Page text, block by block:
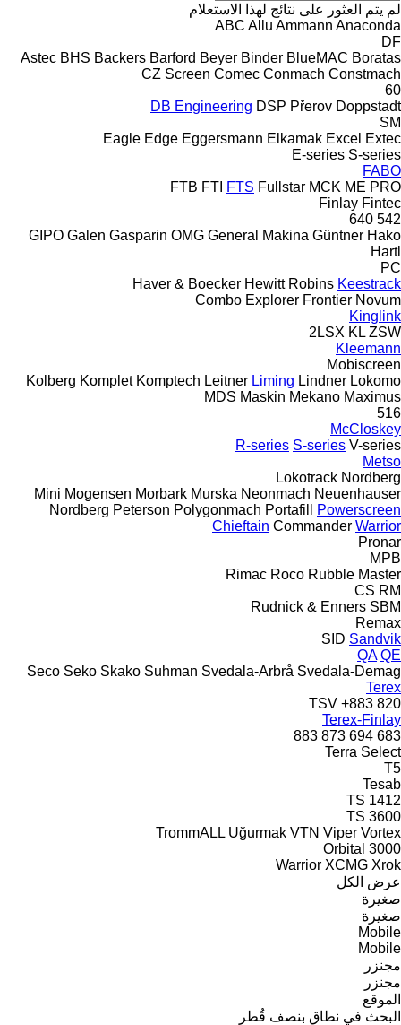
لم يتم العثور على نتائج لهذا الاستعلام
ABC Allu Ammann Anaconda
DF
Astec BHS Backers Barford Beyer Binder BlueMAC Boratas
CZ Screen Comec Conmach Constmach
60
DB Engineering DSP Přerov Doppstadt
SM
Eagle Edge Eggersmann Elkamak Excel Extec
E-series S-series
FABO
FTB FTI FTS Fullstar MCK ME PRO
Finlay Fintec
542
640
GIPO Galen Gasparin OMG General Makina Güntner Hako
Hartl
PC
Haver & Boecker Hewitt Robins Keestrack
Combo Explorer Frontier Novum
Kinglink
2LSX KL ZSW
Kleemann
Mobiscreen
Kolberg Komplet Komptech Leitner Liming Lindner Lokomo
MDS Maskin Mekano Maximus
516
McCloskey
R-series S-series V-series
Metso
Lokotrack Nordberg
Mini Mogensen Morbark Murska Neonmach Neuenhauser
Nordberg Peterson Polygonmach Portafill
Powerscreen
Chieftain Commander Warrior
Pronar
MPB
Rimac Roco Rubble Master
CS RM
Rudnick & Enners SBM
Remax
SID Sandvik
QA QE
Seco Seko Skako Suhman Svedala-Arbrå Svedala-Demag
Terex
820
883+
TSV
Terex-Finlay
683
694
873
883
Terra Select
T5
Tesab
1412
TS
TS 3600
TrommALL Uğurmak VTN Viper Vortex
Orbital 3000
Warrior XCMG Xrok
عرض الكل
صغيرة
صغيرة
Mobile
Mobile
مجنزر
مجنزر
الموقع
البحث في نطاق بنصف قُطر